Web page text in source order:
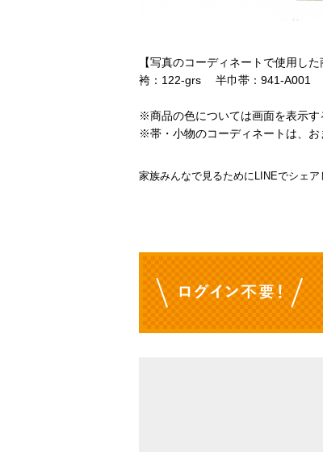
【写真のコーディネートで使用した
袴：122-grs 半巾帯：941-A001
※商品の色については画面を表示す
※帯・小物のコーディネートは、お
家族みんなで見るためにLINEでシェア